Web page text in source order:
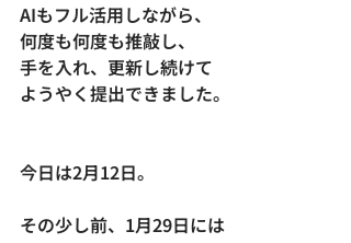
AIもフル活用しながら、
何度も何度も推敲し、
手を入れ、更新し続けて
ようやく提出できました。
今日は2月12日。
その少し前、1月29日には